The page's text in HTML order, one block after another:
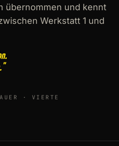
übernommen und kennt
Werkstatt 1 und
· VIERTE